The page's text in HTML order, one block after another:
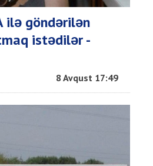
ilə göndərilən
istədilər -
8 Avqust 17:49